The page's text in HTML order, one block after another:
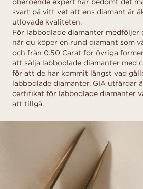
svart på vitt vet att ens diamant är
utlovade kvaliteten.
För labbodlade diamanter
när du köper en rund diamant som
och från 0.50 Carat för övriga
att sälja labbodlade diamanter med
för att de har kommit längst vad
labbodlade diamanter, GIA utfärdar
certifikat för labbodlade diamanter
att tillgå.